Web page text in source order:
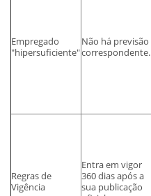
Empregado
"hipersuficiente"
Não há previsão
correspondente.
Regras de
Vigência
Entra em vigor
360 dias após a
sua publicação